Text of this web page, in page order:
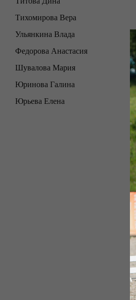
Тихомирова Вера
Ульянкина Влада
Федорова Анастасия
Шувалова Мария
Юринова Галина
Юрьева Елена